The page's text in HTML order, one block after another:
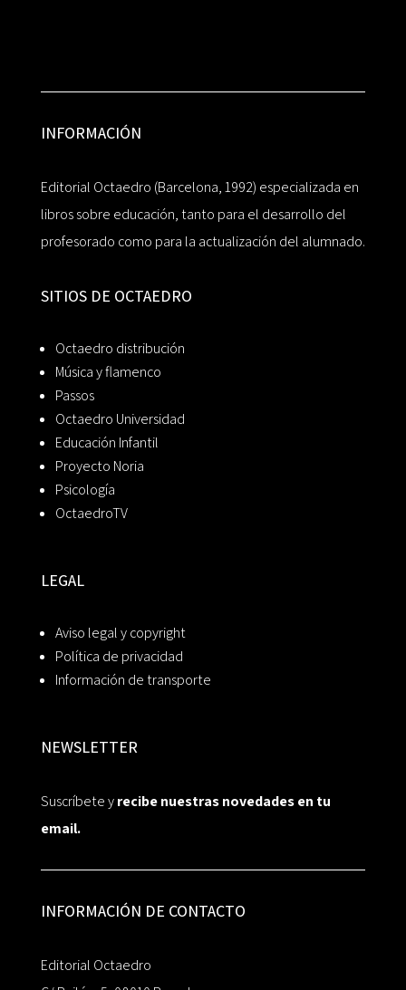
INFORMACIÓN
Editorial Octaedro (Barcelona, 1992) especializada en
libros sobre educación, tanto para el desarrollo del
profesorado como para la actualización del alumnado.
SITIOS DE OCTAEDRO
Octaedro distribución
Música y flamenco
Passos
Octaedro Universidad
Educación Infantil
Proyecto Noria
Psicología
OctaedroTV
LEGAL
Aviso legal y copyright
Política de privacidad
Información de transporte
NEWSLETTER
Suscríbete yrecibe nuestras novedades en tu
email.
INFORMACIÓN DE CONTACTO
Editorial Octaedro